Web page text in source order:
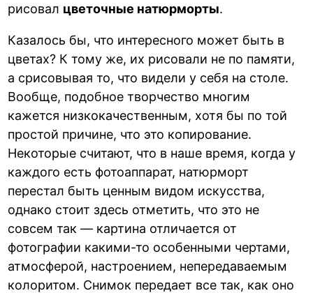
рисовал цветочные натюрморты.
Казалось бы, что интересного может быть в
цветах? К тому же, их рисовали не по памяти,
а срисовывая то, что видели у себя на столе.
Вообще, подобное творчество многим
кажется низкокачественным, хотя бы по той
простой причине, что это копирование.
Некоторые считают, что в наше время, когда у
каждого есть фотоаппарат, натюрморт
перестал быть ценным видом искусства,
однако стоит здесь отметить, что это не
совсем так — картина отличается от
фотографии какими-то особенными чертами,
атмосферой, настроением, непередаваемым
колоритом. Снимок передает все так, как оно